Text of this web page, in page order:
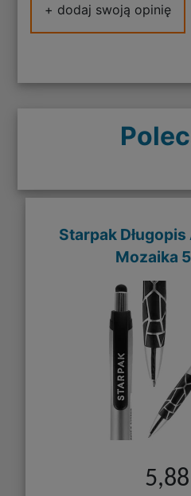
+ dodaj swoją opinię
Starpak
Mozaika
5,88